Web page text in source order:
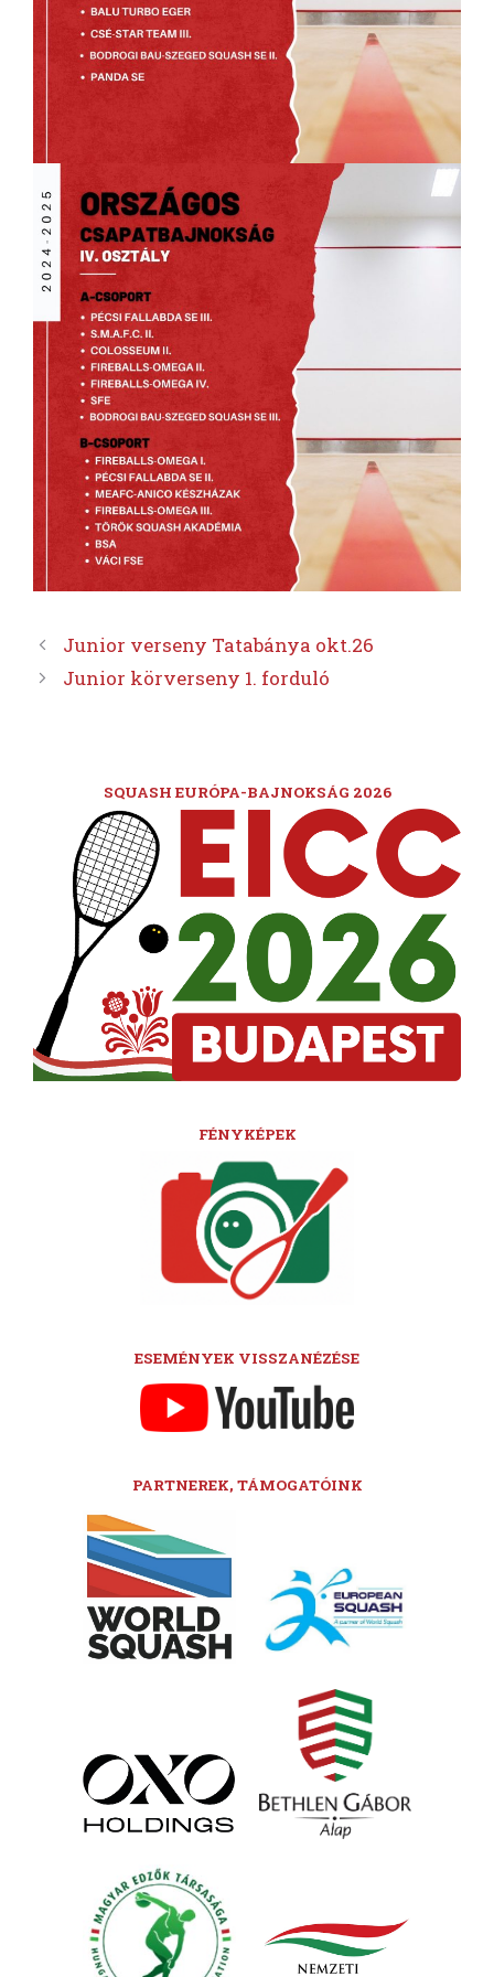
Junior verseny Tatabánya okt.26
Junior körverseny 1. forduló
SQUASH EURÓPA-BAJNOKSÁG 2026
FÉNYKÉPEK
ESEMÉNYEK VISSZANÉZÉSE
PARTNEREK, TÁMOGATÓINK